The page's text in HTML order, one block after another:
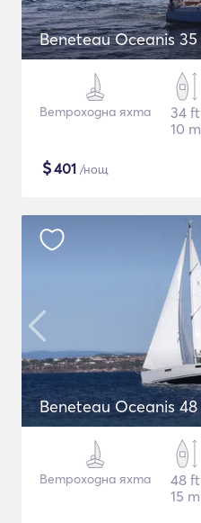
Beneteau Oceanis 35
Ветроходна яхта
34 ft
10 m
$401 /нощ
Beneteau Oceanis 48
Ветроходна яхта
48 ft
15 m